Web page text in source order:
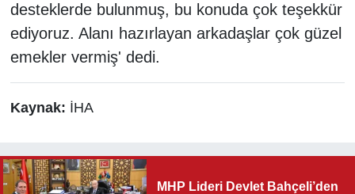
desteklerde bulunmuş, bu konuda çok teşekkür
ediyoruz. Alanı hazırlayan arkadaşlar çok güzel
emekler vermiş' dedi.
Kaynak: İHA
MHP Lideri Devlet Bahçeli’den